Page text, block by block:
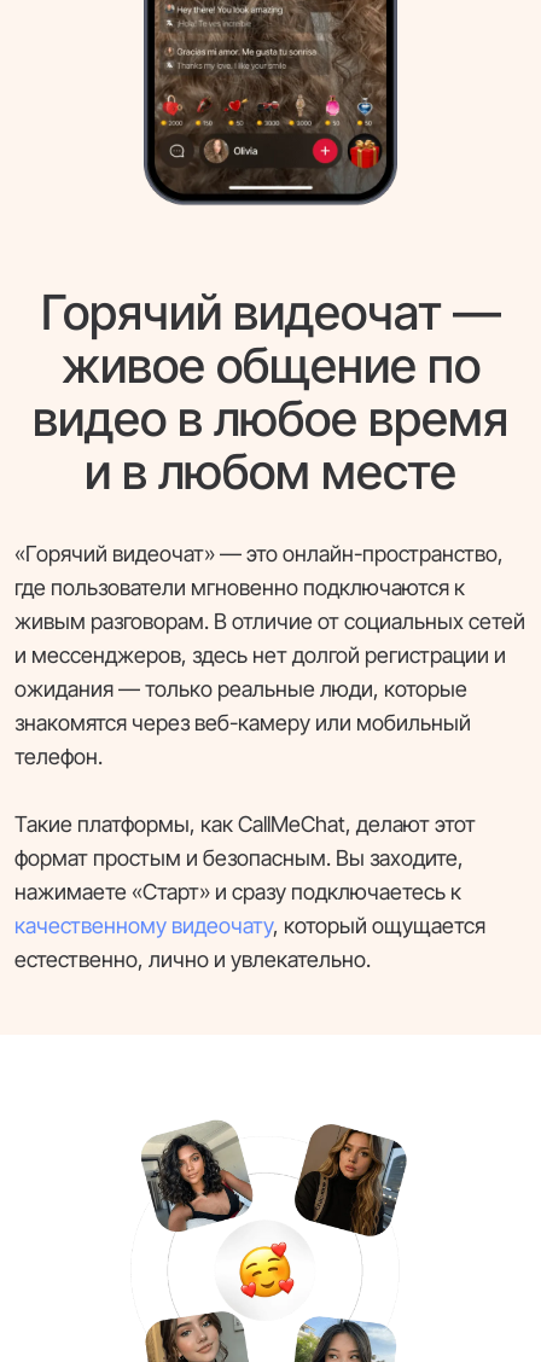
Горячий видеочат —
живое общение по
видео в любое время
и в любом месте
«Горячий видеочат» — это онлайн-пространство,
где пользователи мгновенно подключаются к
живым разговорам. В отличие от социальных сетей
и мессенджеров, здесь нет долгой регистрации и
ожидания — только реальные люди, которые
знакомятся через веб-камеру или мобильный
телефон.
Такие платформы, как CallMeChat, делают этот
формат простым и безопасным. Вы заходите,
нажимаете «Старт» и сразу подключаетесь к
качественному видеочату, который ощущается
естественно, лично и увлекательно.